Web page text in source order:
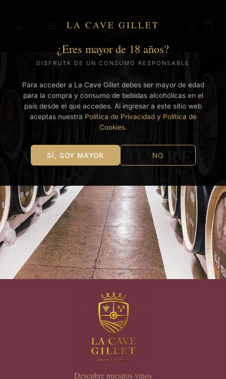
LA CAVE GILLET
¿Eres mayor de 18 años?
DISFRUTA DE UN CONSUMO RESPONSABLE
Para acceder a La Cave Gillet debes ser mayor de edad
para la compra y consumo de bebidas alcohólicas en el
país desde el que accedes. Al ingresar a este sitio web
aceptas nuestra Política de Privacidady Política de
Cookies.
SÍ, SOY MAYOR NO
VINOS & LICORES
Descubre nuestros vinos